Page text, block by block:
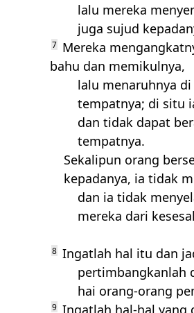
lalu mereka
juga sujud
7 Mereka
bahu dan memikulnya,
lalu menaruhnya di
tempatnya; di situ
dan tidak dapat
tempatnya.
Sekalipun orang
kepadanya, ia tidak
dan ia tidak
mereka dari
8 Ingatlah hal itu dan
pertimbangkanlah
hai orang-orang
9 Ingatlah hal-hal yang